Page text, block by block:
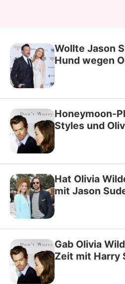
Wollte Jason
Hund wegen
Honeymoon-
Styles und
Hat Olivia
mit Jason
Gab Olivia
Zeit mit Harry